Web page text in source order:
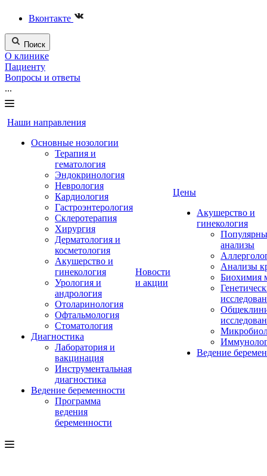
Вконтакте
Поиск
О клинике
Пациенту
Вопросы и ответы
...
Наши направления
Основные нозологии
Терапия и
гематология
Эндокринология
Неврология
Кардиология
Гастроэнтерология
Склеротерапия
Хирургия
Дерматология и
косметология
Акушерство и
гинекология
Урология и
андрология
Отоларинология
Офтальмология
Стоматология
Диагностика
Лаборатория и
вакцинация
Инструментальная
диагностика
Ведение беременности
Программа
ведения
беременности
Новости
и акции
Цены
Акушерство и
гинекология
анализы
Анализы
Биохимия
Ведение